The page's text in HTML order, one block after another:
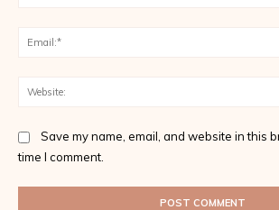
Save my name, email, and website in this
time I comment.